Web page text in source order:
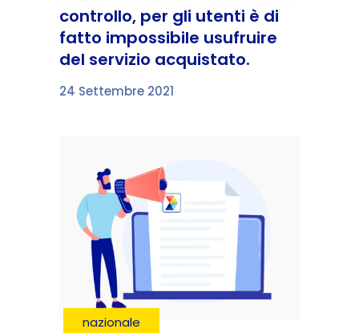
controllo, per gli utenti è di
fatto impossibile usufruire
del servizio acquistato.
24 Settembre 2021
nazionale